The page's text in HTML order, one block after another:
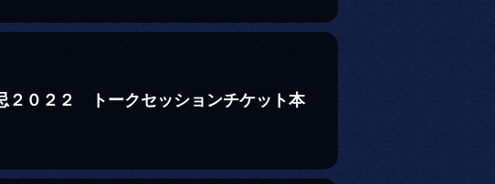
２０２２ トークセッションチケット本